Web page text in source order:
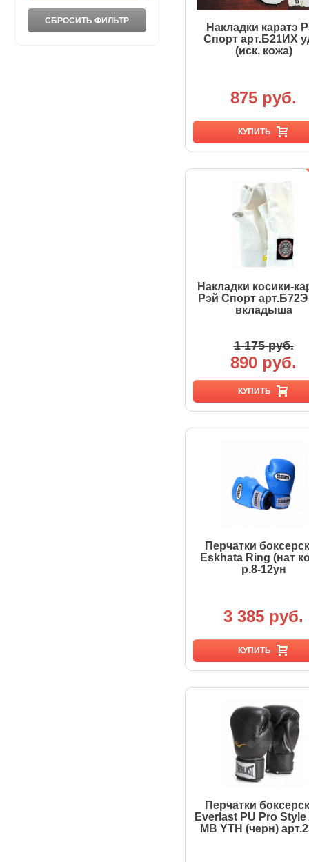
Накладки каратэ
Спорт арт.Б21ИХ
(иск. кожа)
875 руб.
КУПИТЬ
Накладки косики-
Рэй Спорт арт.Б72Э
вкладыша
1 175 руб.
890 руб.
КУПИТЬ
Перчатки
Eskhata Ring (нат
р.8-12ун
3 385 руб.
КУПИТЬ
Перчатки
Everlast PU Pro Style
MB YTH (черн)